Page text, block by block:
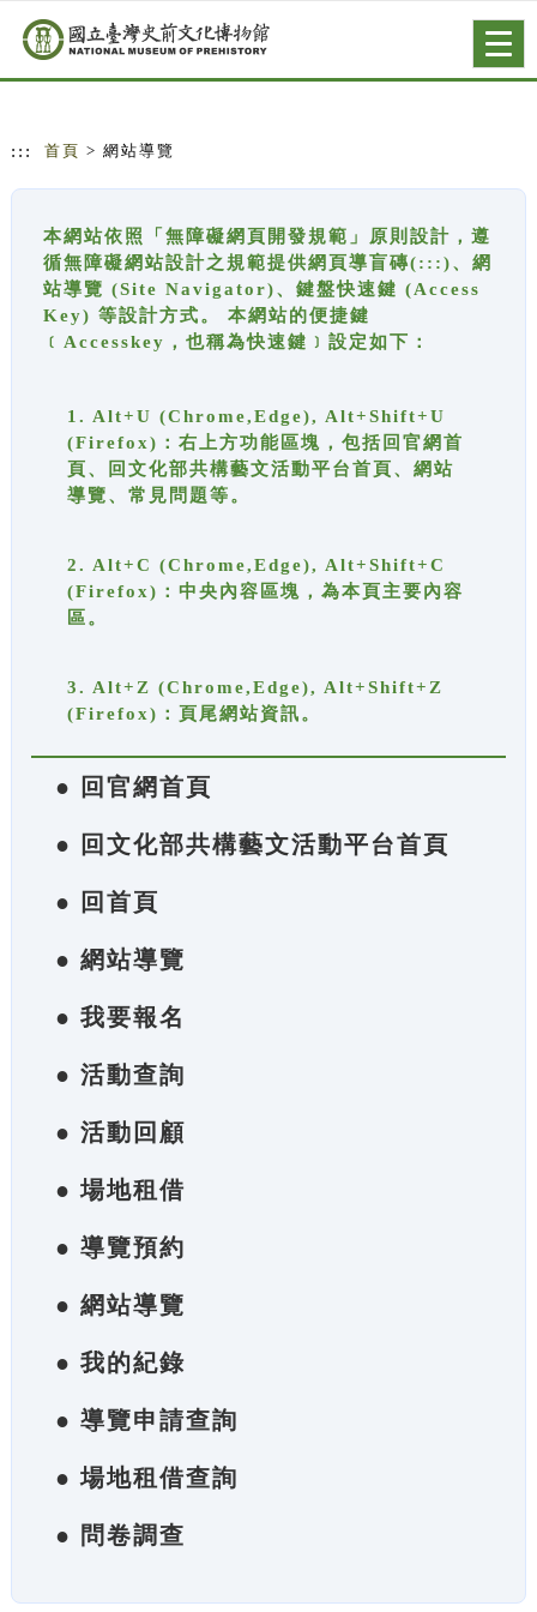
跳到主要內容
網站導覽
::: 首頁 > 網站導覽
本網站依照「無障礙網頁開發規範」原則設計，遵
循無障礙網站設計之規範提供網頁導盲磚(:::)、網
站導覽 (Site Navigator)、鍵盤快速鍵 (Access
Key) 等設計方式。 本網站的便捷鍵
﹝Accesskey，也稱為快速鍵﹞設定如下：
1. Alt+U (Chrome,Edge), Alt+Shift+U
(Firefox)：右上方功能區塊，包括回官網首
頁、回文化部共構藝文活動平台首頁、網站
導覽、常見問題等。
2. Alt+C (Chrome,Edge), Alt+Shift+C
(Firefox)：中央內容區塊，為本頁主要內容
區。
3. Alt+Z (Chrome,Edge), Alt+Shift+Z
(Firefox)：頁尾網站資訊。
● 回官網首頁
● 回文化部共構藝文活動平台首頁
● 回首頁
● 網站導覽
● 我要報名
● 活動查詢
● 活動回顧
● 場地租借
● 導覽預約
● 網站導覽
● 我的紀錄
● 導覽申請查詢
● 場地租借查詢
● 問卷調查